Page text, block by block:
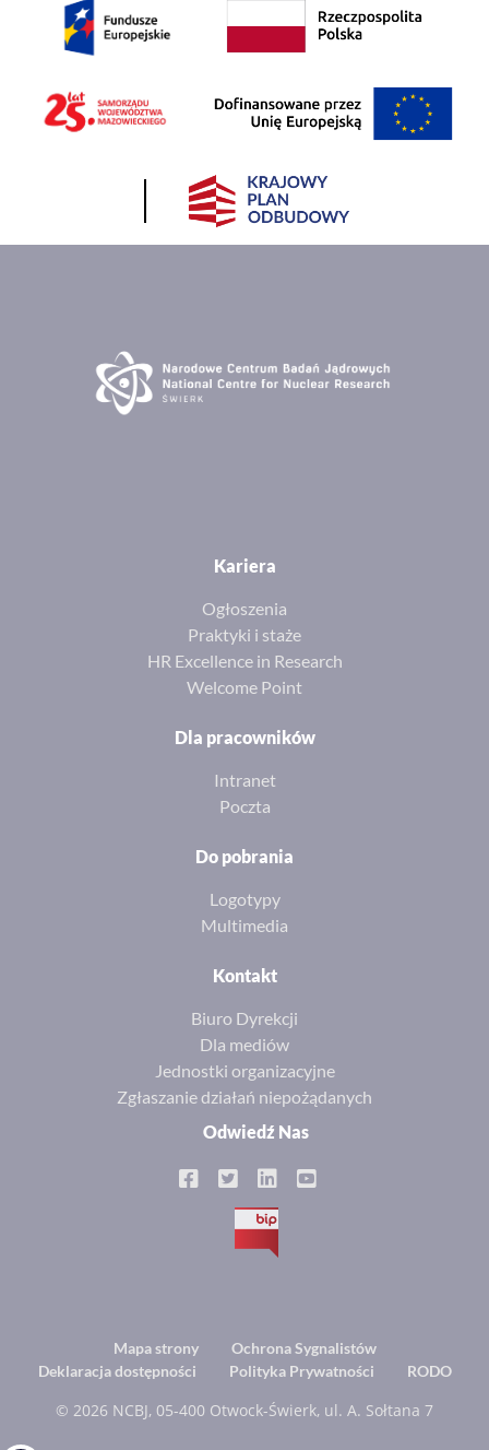
Kariera
Ogłoszenia
Praktyki i staże
HR Excellence in Research
Welcome Point
Dla pracowników
Intranet
Poczta
Do pobrania
Logotypy
Multimedia
Kontakt
Biuro Dyrekcji
Dla mediów
Jednostki organizacyjne
Zgłaszanie działań niepożądanych
Odwiedź Nas
BIP
© 2026 NCBJ, 05-400 Otwock-Świerk, ul. A. Sołtana 7
Footer
menu
Mapa strony
Ochrona Sygnalistów
Deklaracja dostępności
Polityka Prywatności RODO